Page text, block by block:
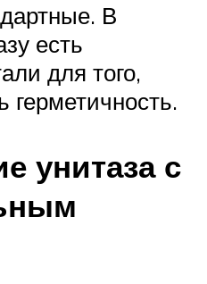
В
есть
для того,
герметичность.
унитаза с